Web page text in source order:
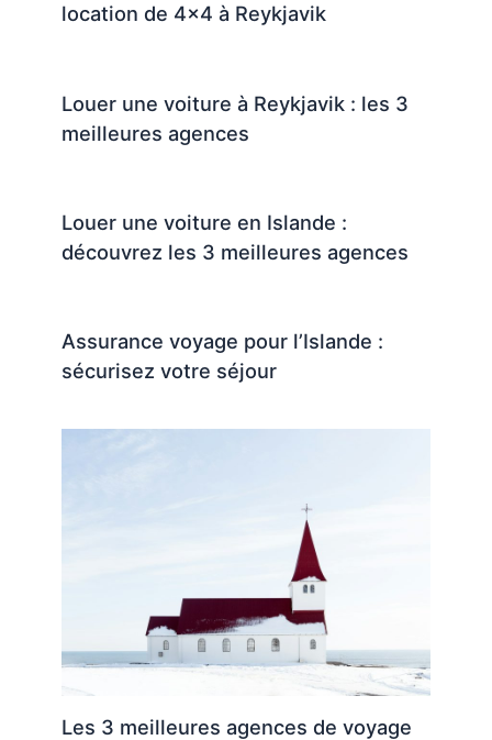
location de 4×4 à Reykjavik
Louer une voiture à Reykjavik : les 3
meilleures agences
Louer une voiture en Islande :
découvrez les 3 meilleures agences
Assurance voyage pour l’Islande :
sécurisez votre séjour
Les 3 meilleures agences de voyage